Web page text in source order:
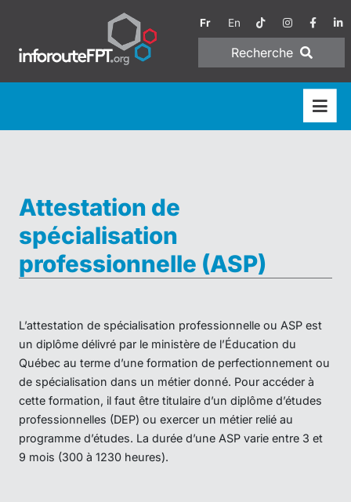
Fr En
Recherche
Attestation de
spécialisation
professionnelle (ASP)
L’attestation de spécialisation professionnelle ou ASP est
un diplôme délivré par le ministère de l’Éducation du
Québec au terme d’une formation de perfectionnement ou
de spécialisation dans un métier donné. Pour accéder à
cette formation, il faut être titulaire d’un diplôme d’études
professionnelles (DEP) ou exercer un métier relié au
programme d’études. La durée d’une ASP varie entre 3 et
9 mois (300 à 1230 heures).